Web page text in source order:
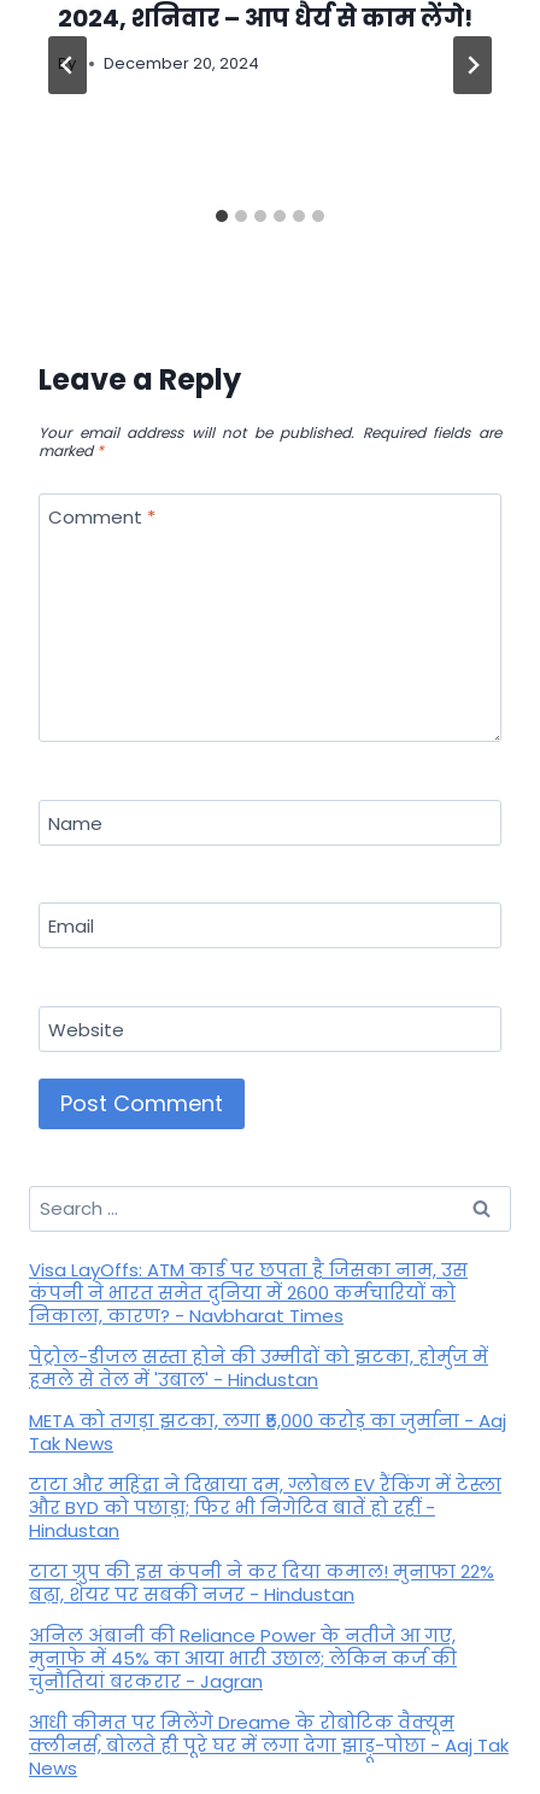
2024, शनिवार – आप धैर्य से काम लेंगे!
By December 20, 2024
Leave a Reply
Your email address will not be published. Required fields are
marked*
Comment *
Name
Email
Website
Search
for:
Visa LayOffs: ATM कार्ड पर छपता है जिसका नाम, उस
कंपनी ने भारत समेत दुनिया में 2600 कर्मचारियों को
निकाला, कारण? - Navbharat Times
पेट्रोल-डीजल सस्ता होने की उम्मीदों को झटका, होर्मुज में
हमले से तेल में 'उबाल' - Hindustan
META को तगड़ा झटका, लगा ₹5,000 करोड़ का जुर्माना - Aaj
Tak News
टाटा और महिंद्रा ने दिखाया दम, ग्लोबल EV रैंकिंग में टेस्ला
और BYD को पछाड़ा; फिर भी निगेटिव बातें हो रहीं -
Hindustan
टाटा ग्रुप की इस कंपनी ने कर दिया कमाल! मुनाफा 22%
बढ़ा, शेयर पर सबकी नजर - Hindustan
अनिल अंबानी की Reliance Power के नतीजे आ गए,
मुनाफे में 45% का आया भारी उछाल; लेकिन कर्ज की
चुनौतियां बरकरार - Jagran
आधी कीमत पर मिलेंगे Dreame के रोबोटिक वैक्यूम
क्लीनर्स, बोलते ही पूरे घर में लगा देगा झाड़ू-पोछा - Aaj Tak
News